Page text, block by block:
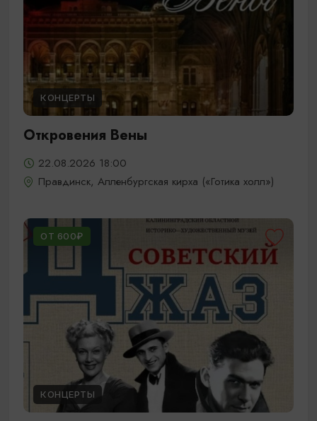
КОНЦЕРТЫ
Откровения Вены
22.08.2026 18:00
Правдинск, Алленбургская кирха («Готика холл»)
ОТ 600₽
КОНЦЕРТЫ